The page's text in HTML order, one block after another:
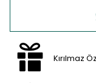
Kırılmaz